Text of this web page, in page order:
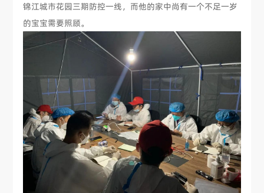
锦江城市花园三期防控一线，而他的家中尚有一个不足一岁
的宝宝需要照顾。